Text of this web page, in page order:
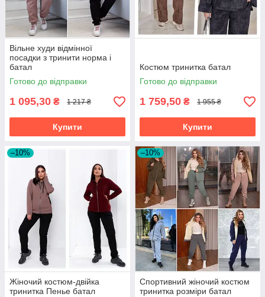
Вільне худи відмінної
посадки з тринити норма і
батал
Готово до відправки
1 095,30 ₴ 1 217 ₴
Купити
Костюм тринитка батал
Готово до відправки
1 759,50 ₴ 1 955 ₴
Купити
–10%
Жіночий костюм-двійка
тринитка Пенье батал
–10%
Спортивний жіночий костюм
тринитка розміри батал